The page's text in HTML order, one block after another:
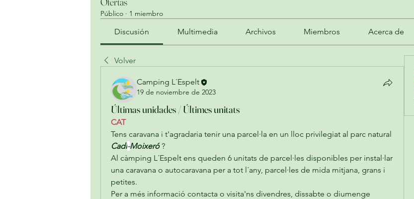
Público · 1 miembro
Discusión Multimedia Archivos Miembros Acerca de
Volver
Camping L´Espelt
19 de noviembre de 2023
Últimas unidades / Últimes unitats
CAT
Cadí-Moixeró ?
Al càmping L´Espelt ens queden 6 unitats de parcel·les disponibles per instal·lar
una caravana o autocaravana per a tot l´any, parcel·les de mida mitjana, grans i
petites.
Per a més informació contacta o visita'ns divendres, dissabte o diumenge